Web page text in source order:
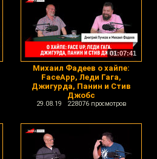
01:07:41
Михаил Фадеев о хайпе:
FaceApp, Леди Гага,
Джигурда, Панин и Стив
Джобс
29.08.19 228076 просмотров